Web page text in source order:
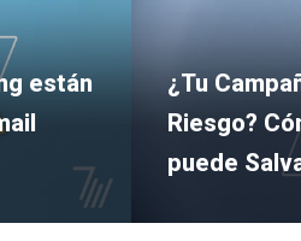
están
¿Tu
Riesgo?
puede